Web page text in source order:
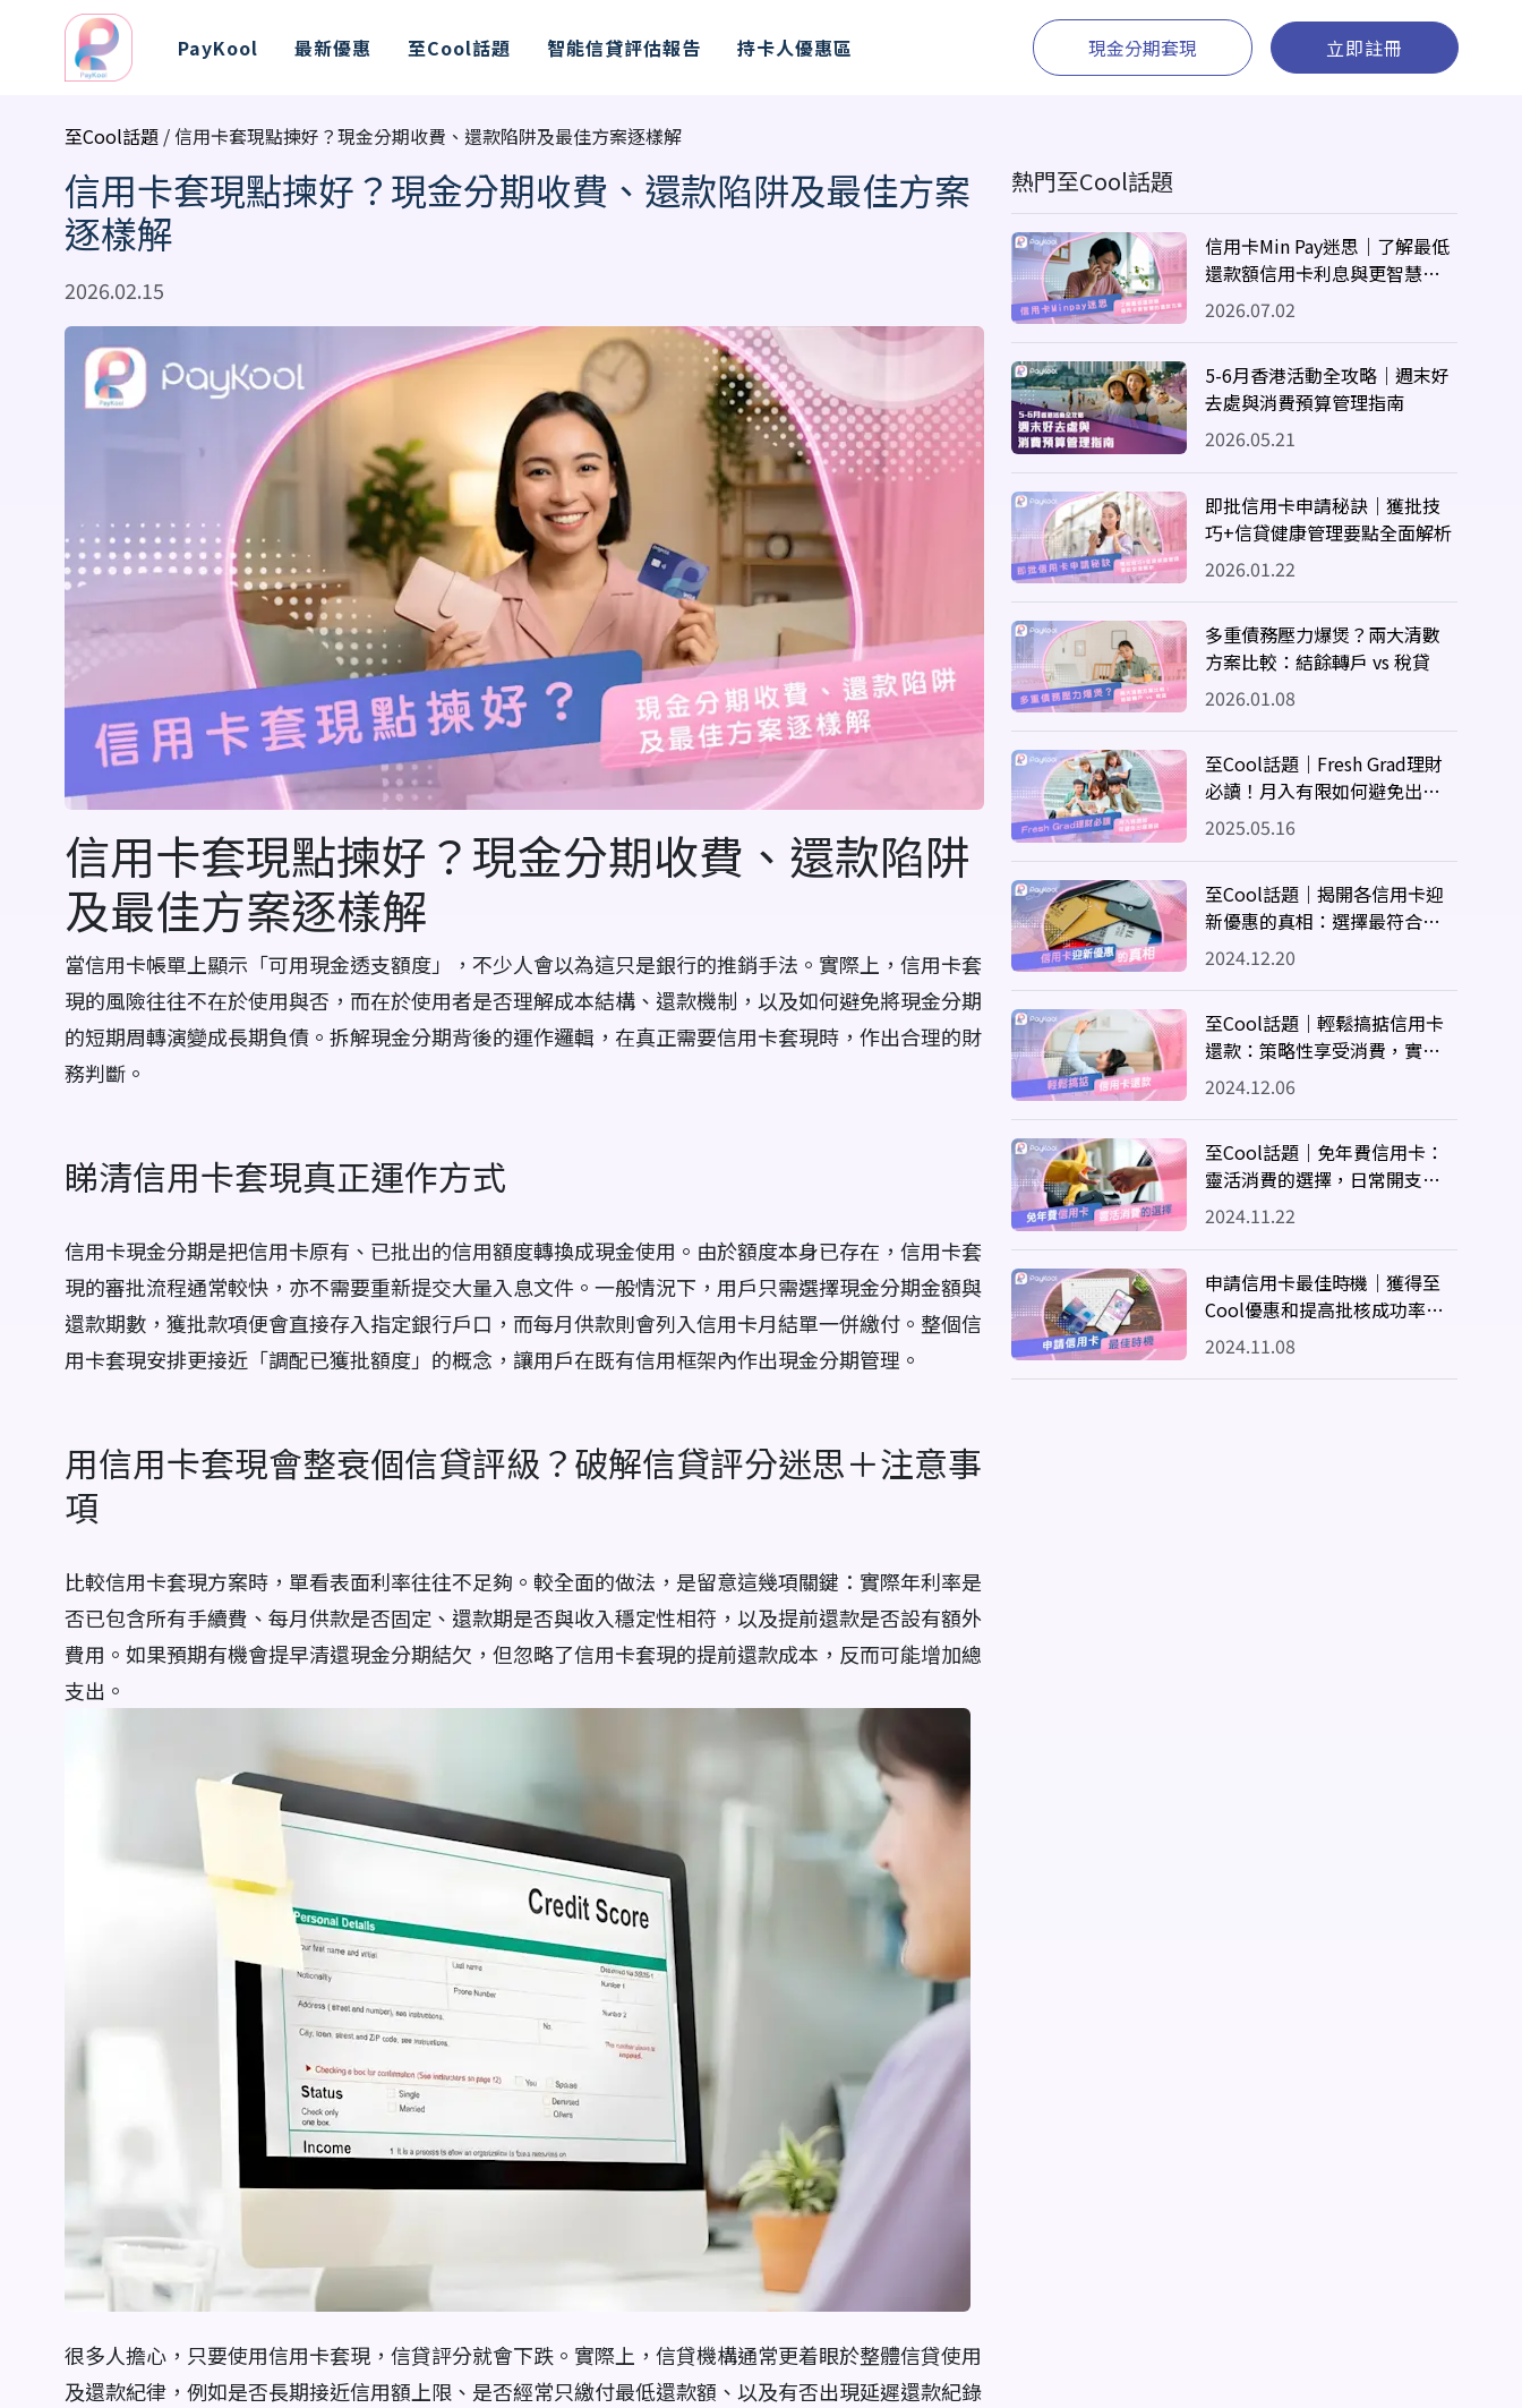
PayKool 最新優惠 至Cool話題 智能信貸評估報告 持卡人優惠區 現金分期套現 立即註冊
至Cool話題/ 信用卡套現點揀好？現金分期收費、還款陷阱及最佳方案逐樣解
信用卡套現點揀好？現金分期收費、還款陷阱及最佳方案
逐樣解
2026.02.15
信用卡套現點揀好？現金分期收費、還款陷阱
及最佳方案逐樣解
當信用卡帳單上顯示「可用現金透支額度」，不少人會以為這只是銀行的推銷手法。實際上，信用卡套
現的風險往往不在於使用與否，而在於使用者是否理解成本結構、還款機制，以及如何避免將現金分期
的短期周轉演變成長期負債。拆解現金分期背後的運作邏輯，在真正需要信用卡套現時，作出合理的財
務判斷。
睇清信用卡套現真正運作方式
信用卡現金分期是把信用卡原有、已批出的信用額度轉換成現金使用。由於額度本身已存在，信用卡套
現的審批流程通常較快，亦不需要重新提交大量入息文件。一般情況下，用戶只需選擇現金分期金額與
還款期數，獲批款項便會直接存入指定銀行戶口，而每月供款則會列入信用卡月結單一併繳付。整個信
用卡套現安排更接近「調配已獲批額度」的概念，讓用戶在既有信用框架內作出現金分期管理。
用信用卡套現會整衰個信貸評級？破解信貸評分迷思＋注意事
項
比較信用卡套現方案時，單看表面利率往往不足夠。較全面的做法，是留意這幾項關鍵：實際年利率是
否已包含所有手續費、每月供款是否固定、還款期是否與收入穩定性相符，以及提前還款是否設有額外
費用。如果預期有機會提早清還現金分期結欠，但忽略了信用卡套現的提前還款成本，反而可能增加總
支出。
很多人擔心，只要使用信用卡套現，信貸評分就會下跌。實際上，信貸機構通常更着眼於整體信貸使用
及還款紀律，例如是否長期接近信用額上限、是否經常只繳付最低還款額、以及有否出現延遲還款紀錄
熱門至Cool話題
信用卡Min Pay迷思｜了解最低
還款額信用卡利息與更智慧的
還款方案
2026.07.02
5-6月香港活動全攻略｜週末好
去處與消費預算管理指南
2026.05.21
即批信用卡申請秘訣｜獲批技
巧+信貸健康管理要點全面解析
2026.01.22
多重債務壓力爆煲？兩大清數
方案比較：結餘轉戶 vs 稅貸
2026.01.08
至Cool話題｜Fresh Grad理財
必讀！月入有限如何避免出糧
清袋？
2025.05.16
至Cool話題｜揭開各信用卡迎
新優惠的真相：選擇最符合自
己需求的信用卡
2024.12.20
至Cool話題｜輕鬆搞掂信用卡
還款：策略性享受消費，實用
技巧助你輕鬆還款
2024.12.06
至Cool話題｜免年費信用卡：
靈活消費的選擇，日常開支中
無需擔心額外負擔
2024.11.22
申請信用卡最佳時機｜獲得至
Cool優惠和提高批核成功率全
攻略
2024.11.08